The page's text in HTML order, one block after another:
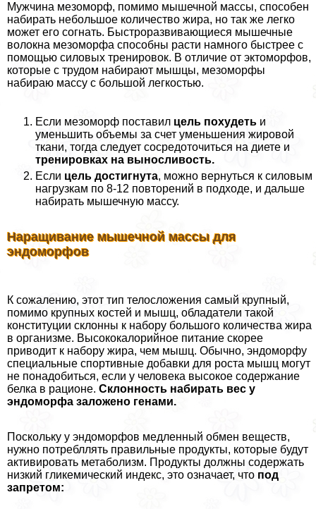
Мужчина мезоморф, помимо мышечной массы, способен
набирать небольшое количество жира, но так же легко
может его согнать. Быстроразвивающиеся мышечные
волокна мезоморфа способны расти намного быстрее с
помощью силовых тренировок. В отличие от эктоморфов,
которые с трудом набирают мышцы, мезоморфы
набираю массу с большой легкостью.
Если мезоморф поставил цель похудеть и
уменьшить объемы за счет уменьшения жировой
ткани, тогда следует сосредоточиться на диете и
тренировках на выносливость.
Если цель достигнута, можно вернуться к силовым
нагрузкам по 8-12 повторений в подходе, и дальше
набирать мышечную массу.
Наращивание мышечной массы для
эндоморфов
К сожалению, этот тип телосложения самый крупный,
помимо крупных костей и мышц, обладатели такой
конституции склонны к набору большого количества жира
в организме. Высококалорийное питание скорее
приводит к набору жира, чем мышц. Обычно, эндоморфу
специальные спортивные добавки для роста мышц могут
не понадобиться, если у человека высокое содержание
белка в рационе. Склонность набирать вес у
эндоморфа заложено генами.
Поскольку у эндоморфов медленный обмен веществ,
нужно потрeбллять правильные продукты, которые будут
активировать метаболизм. Продукты должны содержать
низкий гликемический индекс, это означает, что под
запретом: